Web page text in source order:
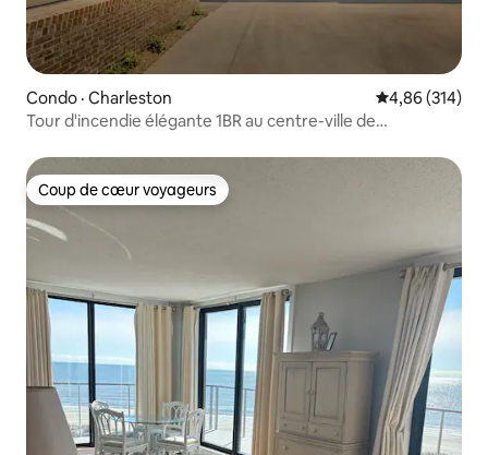
Condo · Charleston Note
4,86 (314)
Tour d'incendie élégante 1BR au centre-ville de
Coup de cœur voyageurs
Coup de cœur voyageurs